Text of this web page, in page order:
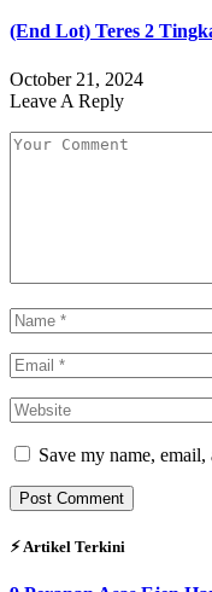
(End Lot) Teres 2
October 21, 2024
Leave A Reply
Save my name,
⚡︎ Artikel Terkini